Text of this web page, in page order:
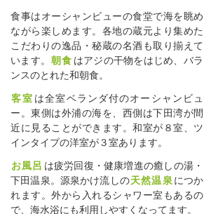
食事はオーシャンビューの食堂で海を眺め
ながら楽しめます。各地の蔵元より集めた
こだわりの逸品・秘蔵の名酒も取り揃えて
います。 朝食 はアジの干物をはじめ、バラ
ンスのとれた和朝食。
客室 は全室ベランダ付のオーシャンビュ
ー。東側は外浦の海を、西側は下田湾が間
近に見ることができます。和室が８室、ツ
インタイプの洋室が３室あります。
お風呂 は疲労回復・健康増進の癒しの湯・
下田温泉。源泉かけ流しの天然温泉につか
れます。外から入れるシャワー室もあるの
で、海水浴にも利用しやすくなってます。